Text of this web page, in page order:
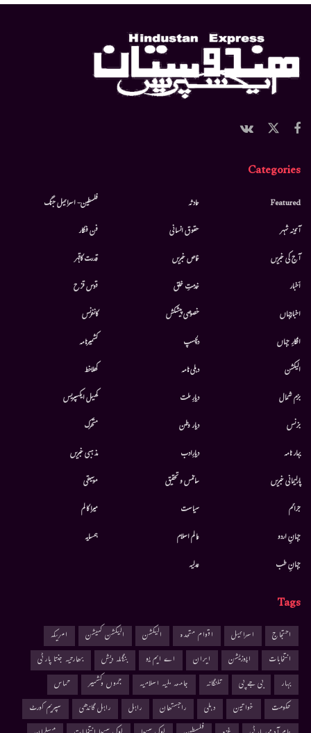
Categories
Featured
آئینہ شہر
آج کی خبریں
أخبار
اخبارجہاں
افکارِ جہاں
الیکشن
بزم شمال
بزنس
بہار نامہ
پارلیمانی خبریں
جرائم
جہانِ اردو
جہانِ طب
حادثہ
حقوق انسانی
خاص خبریں
خدمتِ خلق
خصوصی پیشکش
دلچسپ
دہلی نامہ
دیارِ ملت
دیار وطن
دیارِادب
سائنس و تحقیق
سیاست
عالم اسلام
عدلیہ
فلسطین- اسرائیل جنگ
فن فنکار
قدرت کاقہر
قوس قزح
کانفرنس
کشمیرنامہ
کھلاخط
کھیل ایکسپریس
متحرك
مذہبی خبریں
موسيقى
میرا کالم
ہمسایہ
Tags
احتجاج اسرائیل اقوام متحدہ الیکشن الیکشن کمیشن
امریکہ
انتخابات
اپوزیشن ایران اے ایم یو بنگلہ دیش
بھارتیہ جنتا پارٹی
بہار
بی جے پی تلنگانہ جامعہ ملیہ اسلامیہ جموں وکشمیر
حماس
حکومت
خواتین دہلی راجستھان راہل راہل گاندھی
سپریم کورٹ